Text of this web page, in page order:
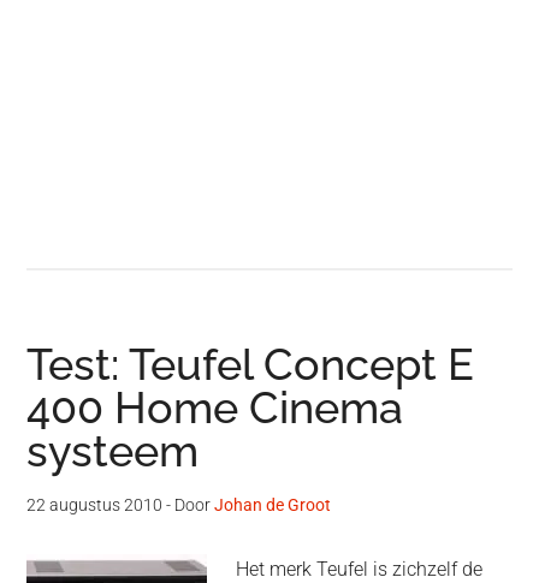
Test: Teufel Concept E
400 Home Cinema
systeem
22 augustus 2010 - DoorJohan de Groot
Het merk Teufel is zichzelf de